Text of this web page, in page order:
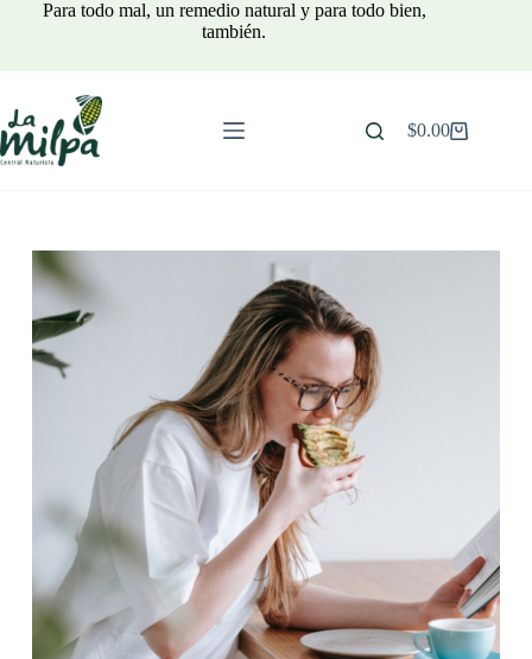
Para todo mal, un remedio natural y para todo bien,
también.
$0.00